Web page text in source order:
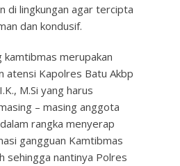
di lingkungan agar tercipta
dan kondusif.
kamtibmas merupakan
atensi Kapolres Batu Akbp
M.Si yang harus
– masing anggota
rangka menyerap
gangguan Kamtibmas
sehingga nantinya Polres